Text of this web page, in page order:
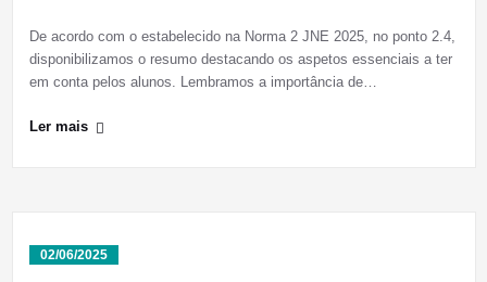
De acordo com o estabelecido na Norma 2 JNE 2025, no ponto 2.4,
disponibilizamos o resumo destacando os aspetos essenciais a ter
em conta pelos alunos. Lembramos a importância de…
Ler mais
02/06/2025